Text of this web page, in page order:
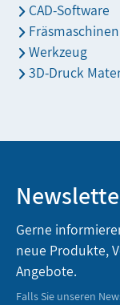
CAD-Software
Fräsmaschinen
Werkzeug
3D-Druck
Gerne
neue Produkte,
Angebote.
Falls Sie unseren